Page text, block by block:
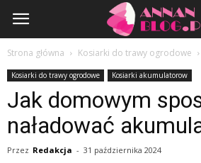
AnnanBlog.pl
Strona główna Kosiarki do trawy ogrodowe
Kosiarki do trawy ogrodowe Kosiarki akumulatorow
Jak domowym
naładować
Przez Redakcja - 31 października 2024